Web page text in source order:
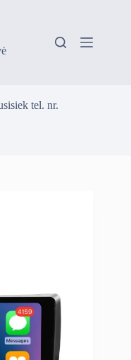
tel. nr.